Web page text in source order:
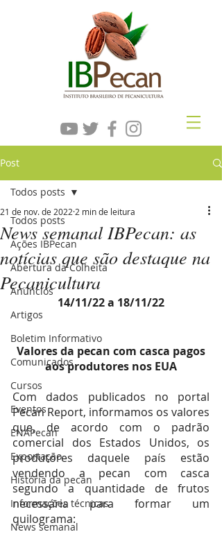
Post
Todos posts
Ações IBPecan
Abertura da Colheita
Anúncios
Artigos
Boletim Informativo
Comunicados
Cursos
Eventos
ENAPecan
Exportação
História da pecan
Informações técnicas
News semanal
Todos posts
News semanal IBPecan: as
notícias que são destaque na
Pecanicultura
21 de nov. de 2022 2 min de leitura
14/11/22 a 18/11/22
aos produtores nos EUA
Com dados publicados no portal
Pecan Report, informamos os valores
que, de acordo com o padrão
comercial dos Estados Unidos, os
produtores daquele país estão
vendendo a pecan com casca
segundo a quantidade de frutos
necessária para formar um
quilograma: